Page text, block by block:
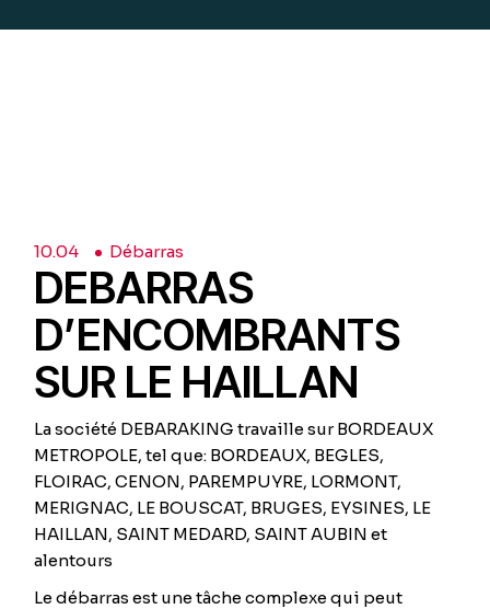
10.04 Débarras
DEBARRAS
D’ENCOMBRANTS
SUR LE HAILLAN
La société DEBARAKING travaille sur BORDEAUX
METROPOLE, tel que: BORDEAUX, BEGLES,
FLOIRAC, CENON, PAREMPUYRE, LORMONT,
MERIGNAC, LE BOUSCAT, BRUGES, EYSINES, LE
HAILLAN, SAINT MEDARD, SAINT AUBIN et
alentours
Le débarras est une tâche complexe qui peut